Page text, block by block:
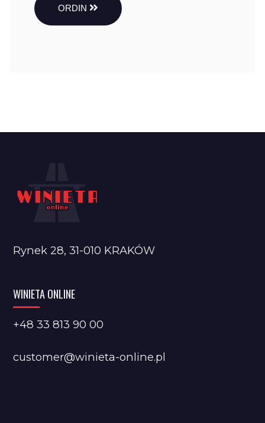
ORDIN
Rynek 28, 31-010 KRAKÓW
WINIETA ONLINE
+48 33 813 90 00
customer@winieta-online.pl